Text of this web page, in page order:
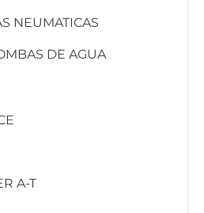
NEUMATICAS
DE AGUA
A-T